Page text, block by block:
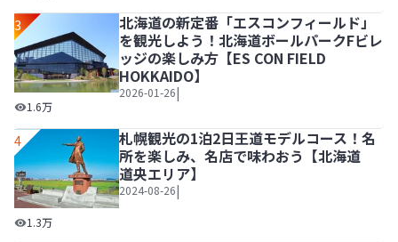
3
北海道の新定番「エスコンフィールド」を観光しよう！北
1.6万
北海道の新定番「エスコンフィールド」
を観光しよう！北海道ボールパークFビレ
ッジの楽しみ方【ES CON FIELD
HOKKAIDO】
2026-01-26|
4
札幌観光の1泊2日王道モデルコース！名所を楽しみ、名
1.3万
札幌観光の1泊2日王道モデルコース！名
所を楽しみ、名店で味わおう【北海道
道央エリア】
2024-08-26|